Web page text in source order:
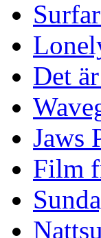
Det
Jaws
Film